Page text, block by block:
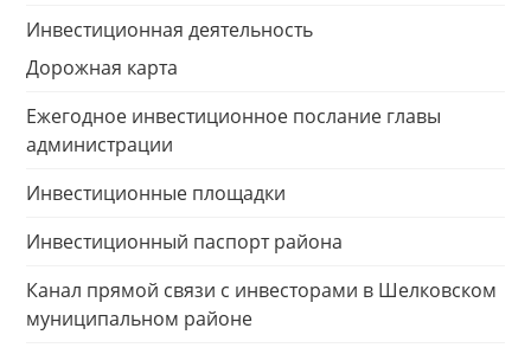
Инвестиционная деятельность
Дорожная карта
Ежегодное инвестиционное послание главы
администрации
Инвестиционные площадки
Инвестиционный паспорт района
Канал прямой связи с инвесторами в Шелковском
муниципальном районе